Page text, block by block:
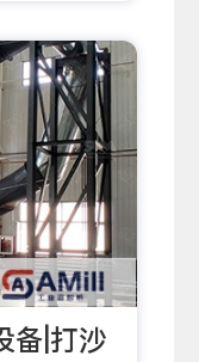
备|打沙